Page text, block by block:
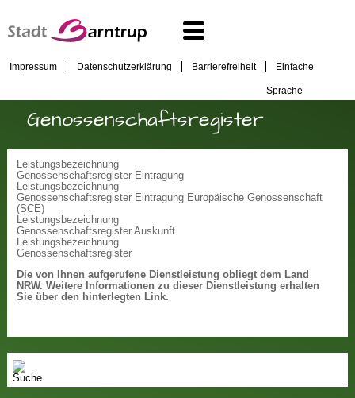
Impressum Datenschutzerklärung Barrierefreiheit Einfache
Sprache
Genossenschaftsregister
Leistungsbezeichnung
Genossenschaftsregister Eintragung
Leistungsbezeichnung
Genossenschaftsregister Eintragung Europäische Genossenschaft
(SCE)
Leistungsbezeichnung
Genossenschaftsregister Auskunft
Leistungsbezeichnung
Genossenschaftsregister
Die von Ihnen aufgerufene Dienstleistung obliegt dem Land
NRW. Weitere Informationen zu dieser Dienstleistung erhalten
Sie über den hinterlegten Link.